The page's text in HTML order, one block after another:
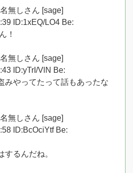
無しさん [sage]
ID:1xEQ/LO4 Be:
！
無しさん [sage]
ID:yTrI/VlN Be:
みやってたって話もあったな
無しさん [sage]
ID:BcOciYtf Be:
するんだね。